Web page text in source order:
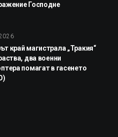
Господне
край магистрала „Тракия“
два военни
помагат в гасенето